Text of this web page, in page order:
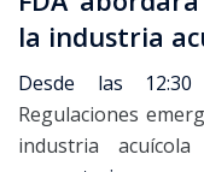
la industria
Desde las
Regulaciones
industria acuícola